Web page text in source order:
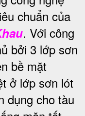
chuẩn của
. Với công
bởi 3 lớp sơn
bề mặt
ở lớp sơn lót
dụng cho tàu